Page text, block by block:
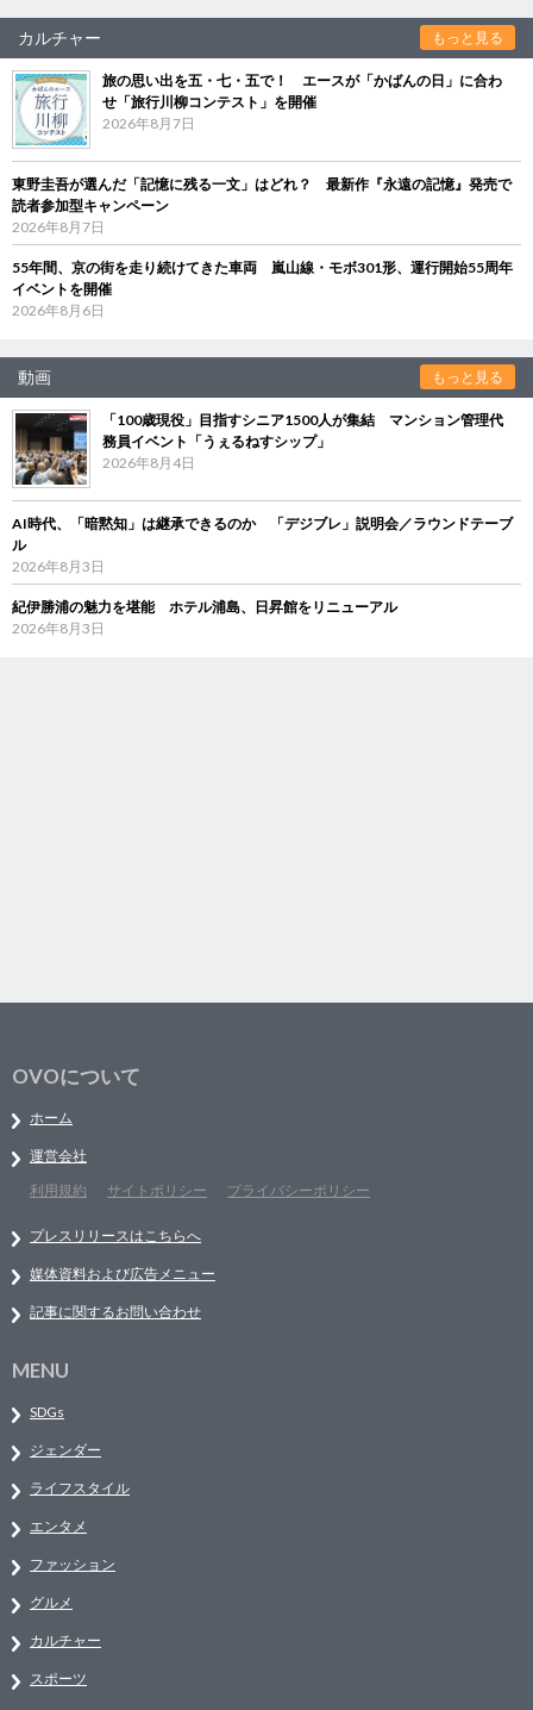
カルチャー もっと見る
旅の思い出を五・七・五で！ エースが「かばんの日」に合わ
せ「旅行川柳コンテスト」を開催
2026年8月7日
東野圭吾が選んだ「記憶に残る一文」はどれ？ 最新作『永遠の記憶』発売で
読者参加型キャンペーン
2026年8月7日
55年間、京の街を走り続けてきた車両 嵐山線・モボ301形、運行開始55周年
イベントを開催
2026年8月6日
動画 もっと見る
「100歳現役」目指すシニア1500人が集結 マンション管理代
務員イベント「うぇるねすシップ」
2026年8月4日
AI時代、「暗黙知」は継承できるのか 「デジブレ」説明会／ラウンドテーブ
ル
2026年8月3日
紀伊勝浦の魅力を堪能 ホテル浦島、日昇館をリニューアル
2026年8月3日
OVOについて
ホーム
運営会社
利用規約
サイトポリシー プライバシーポリシー
プレスリリースはこちらへ
媒体資料および広告メニュー
記事に関するお問い合わせ
MENU
SDGs
ジェンダー
ライフスタイル
エンタメ
ファッション
グルメ
カルチャー
スポーツ